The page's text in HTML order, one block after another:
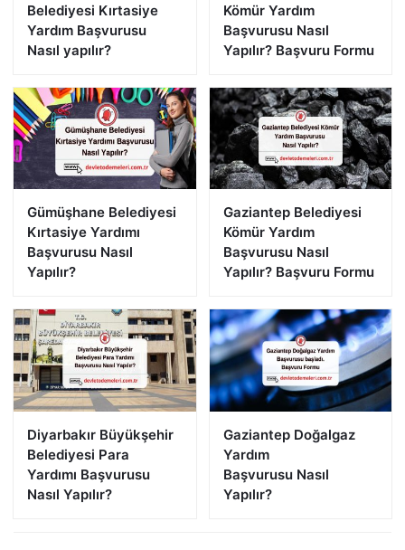
Belediyesi Kırtasiye
Yardım Başvurusu
Nasıl yapılır?
Kömür Yardım
Başvurusu Nasıl
Yapılır? Başvuru Formu
Gümüşhane Belediyesi
Kırtasiye Yardımı
Başvurusu Nasıl
Yapılır?
Gaziantep Belediyesi
Kömür Yardım
Başvurusu Nasıl
Yapılır? Başvuru Formu
Diyarbakır Büyükşehir
Belediyesi Para
Yardımı Başvurusu
Nasıl Yapılır?
Gaziantep Doğalgaz
Yardım
Başvurusu Nasıl
Yapılır?